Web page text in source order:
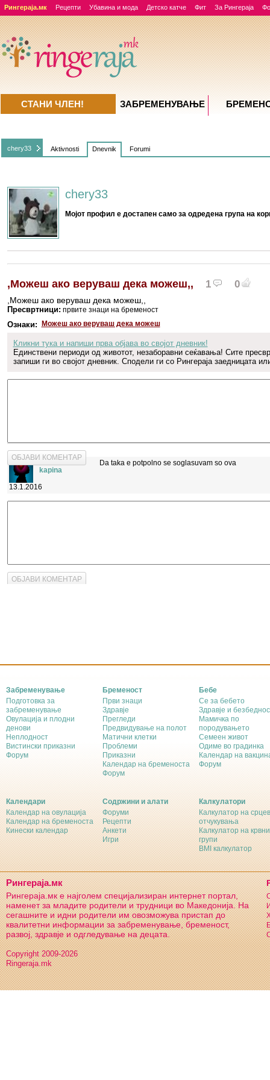
Рингераја.мк Рецепти Убавина и мода Детско катче Фит За Рингераја
chery33 Aktivnosti Dnevnik Forumi
chery33
Мојот профил е достапен само за одредена група на
,Можеш ако веруваш дека можеш,, 1 0
,Можеш ако веруваш дека можеш,,
Пресвртници: првите знаци на бременост
Ознаки: Можеш ако веруваш дека можеш
Кликни тука и напиши прва објава во својот дневник!
Единствени периоди од животот, незаборавни сеќавања! Сите
запиши ги во својот дневник. Сподели ги со Рингераја заедницата
ОБЈАВИ КОМЕНТАР
kapina
13.1.2016
Da taka e potpolno se soglasuvam so ova
ОБЈАВИ КОМЕНТАР
СТАНИ ЧЛЕН! ЗАБРЕМЕНУВАЊE
Забременување
Подготовка за
забременување
Овулација и плодни
денови
Неплодност
Вистински приказни
Форум
Бременост
Први знаци
Здравје
Прегледи
Предвидување на полот
Матични клетки
Проблеми
Приказни
Календар на бременоста
Форум
Бебе
Се за бебето
Здравје и
Мамичка по
породувањето
Семеен живот
Одиме во градинка
Календар на
Форум
Календари
Календар на овулација
Календар на бременоста
Кинески календар
Содржини и алати
Форуми
Рецепти
Анкети
Игри
Калкулатори
Калкулатор на
отчукувања
Калкулатор на крвни
групи
BMI калкулатор
Рингераја.мк
Рингераја.мк е најголем специјализиран интернет портал,
наменет за младите родители и трудници во Македонија. На
сегашните и идни родители им овозможува пристап до
квалитетни информации за забременување, бременост,
развој, здравје и одгледување на децата.
Copyright 2009-2026
Ringeraja.mk